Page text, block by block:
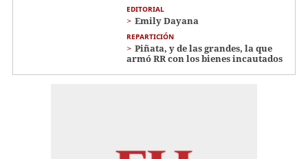
EDITORIAL
Emily Dayana
REPARTICIÓN
Piñata, y de las grandes, la que
armó RR con los bienes incautados